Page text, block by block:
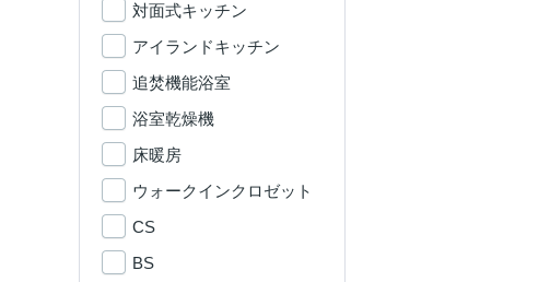
対面式キッチン
アイランドキッチン
追焚機能浴室
浴室乾燥機
床暖房
ウォークインクロゼット
CS
BS